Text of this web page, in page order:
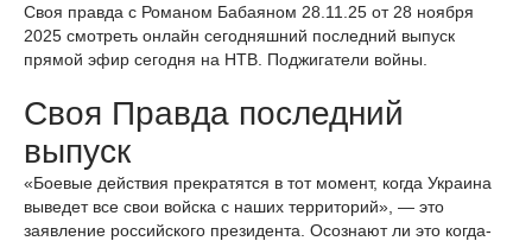
Своя правда с Романом Бабаяном 28.11.25 от 28 ноября
2025 смотреть онлайн сегодняшний последний выпуск
прямой эфир сегодня на НТВ. Поджигатели войны.
Своя Правда последний
выпуск
«Боевые действия прекратятся в тот момент, когда Украина
выведет все свои войска с наших территорий», — это
заявление российского президента. Осознают ли это когда-